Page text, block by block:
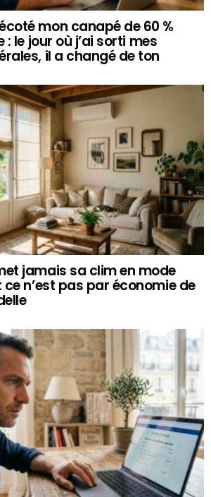
mon canapé de 60 %
: le jour où j’ai sorti mes
il a changé de ton
jamais sa clim en mode
n’est pas par économie de